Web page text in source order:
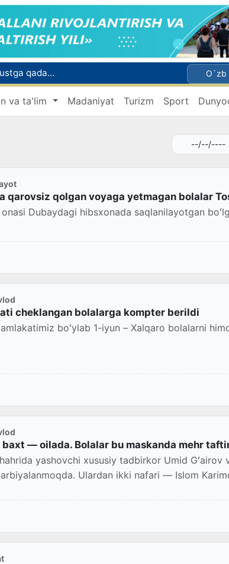
Oʻqishini koʻchirish boʻyicha rad etilgan arizalarni 10 avgustga qadar tahrirlash mumkin
I va II guruh nogironligi boʻlgan fuqarolarga pensiya proaktiv tarzda tayinlanadi
shart
O`zb
va ta'lim Madaniyat Turizm Sport
qarovsiz qolgan voyaga yetmagan bolalar
Dubaydagi hibsxonada saqlanilayotgan
cheklangan bolalarga kompter berildi
boʻylab 1-iyun – Xalqaro bolalarni
— oilada. Bolalar bu maskanda mehr
yashovchi xususiy tadbirkor Umid Gʻairov
Ulardan ikki nafari — Islom